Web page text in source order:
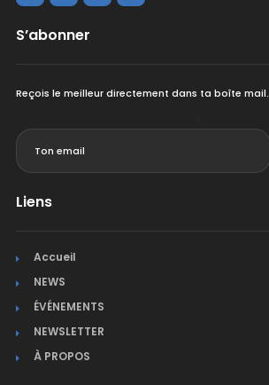
S’abonner
Reçois le meilleur directement dans ta boîte mail.
Liens
Accueil
NEWS
ÉVÉNEMENTS
NEWSLETTER
À PROPOS